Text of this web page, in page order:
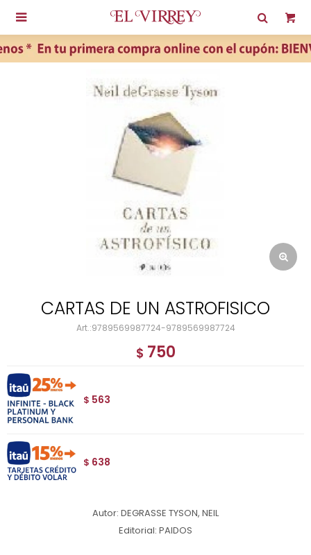

CARTAS DE UN ASTROFISICO
9789569987724-9789569987724
$ 750
$ 563
$ 638
Autor: DEGRASSE TYSON, NEIL
Editorial: PAIDOS